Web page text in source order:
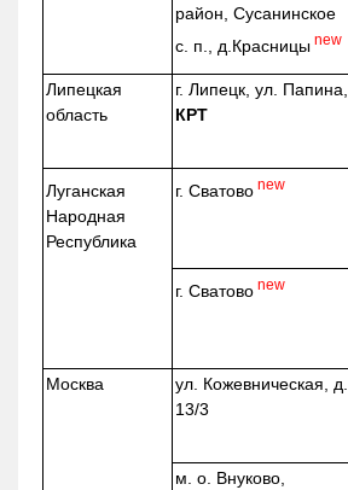
район, Сусанинское
с. п., д.Красницы new
Липецкая
область
г. Липецк, ул. Папина,
КРТ
Луганская
Народная
Республика
г. Сватово new
г. Сватово new
Москва ул. Кожевническая, д.
13/3
м. о. Внуково,